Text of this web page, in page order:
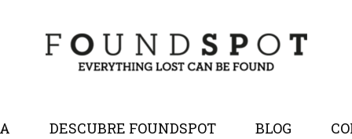
DESCUBRE FOUNDSPOT BLOG